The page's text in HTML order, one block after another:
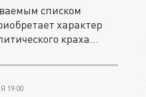
списком
характер
краха
19:00